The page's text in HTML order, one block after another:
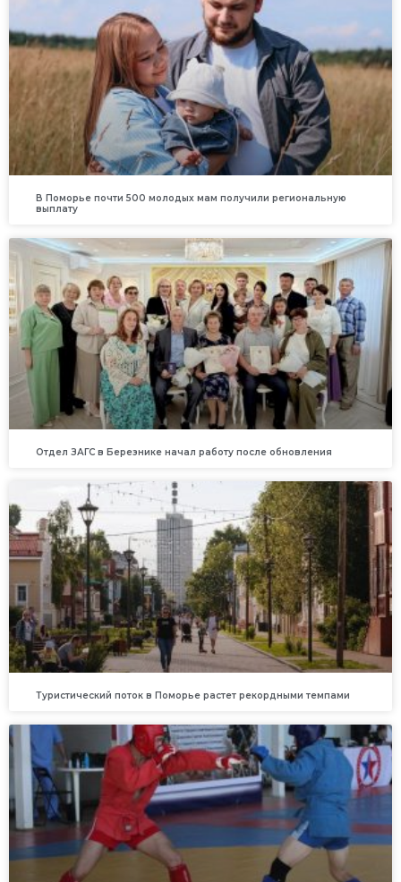
В Поморье почти 500 молодых мам получили региональную
выплату
Отдел ЗАГС в Березнике начал работу после обновления
Туристический поток в Поморье растет рекордными темпами